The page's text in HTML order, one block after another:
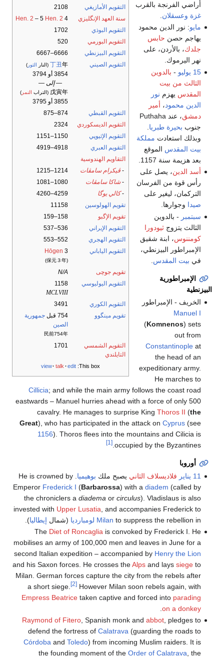
التقويم الأمازيغي
2108
سنة العهد الإنگليزي
4
Hen. 2 – 5 Hen. 2
التقويم البوذي
1702
التقويم البورمي
520
التقويم البيزنطي
6666–6667
التقويم الصيني
丁丑年 (النار الثور )
3854 أو 3794
— إلى —
戊寅年 (التراب النمر )
3855 أو 3795
التقويم القبطي
874–875
التقويم الديسكوردي
2324
التقويم الإثيوپي
1150–1151
التقويم العبري
4918–4919
التقاويم الهندوسية
- ڤيكرام سامڤات
1214–1215
-شاكا سامڤات
1080–1081
-كالي يوگا
4259–4260
تقويم الهولوسين
11158
تقويم الإگبو
158–159
التقويم الإيراني
536–537
التقويم الهجري
552–553
التقويم الياباني
Hōgen 3
(保元３年)
تقويم جوچى
N/A
التقويم اليوليوسي
1158
MCLVIII
التقويم الكوري
3491
تقويم مينگوو
754 قبل
جمهورية
الصين
民前754年
التقويم الشمسي
التايلندي
1701
This box:
view talk edit
أراضي الفرنجة بالقرب
غزة وعسقلان
مايو: نور الدين محمود
يهاجم حصن حابس
جلدك، بالأردن، على
نهر اليرموك.
15 يوليو
- بالدوين
الثالث من بيت
المقدس يهزم نور
الدين محمود، أمير
دمشق
، عند Puthaha
جنوب بحيرة طبريا
وبذلك استعادت مملكة
بيت المقدس الموقع
بعد هزيمة سنة 1157.
أسد الدين، يصل على
رأس قوة من الفرسان
التركمان، ليغير على
صيدا وجوارها.
سبتمبر - بالدوين
الثالث يتزوجثيودورا
كومننوس، ابنة شقيق
الإمبراطور البيزنطي،
في بيت المقدس
الإمبراطورية
البيزنطية
الخريف - الإمبراطور
Manuel I
(Komnenos) sets
out from
Constantinopleat
the head of an
expeditionary army.
He marches to
Cillicia; and while the main army follows the coast road
eastwards – Manuel hurries ahead with a force of only 500
cavalry. He manages to surprise King Thoros II (the
Great), who has participated in the attack on Cyprus(see
1156). Thoros flees into the mountains and Cilicia is
occupied by the Byzantines.
[1]
أوروبا
11 يناير
فلاديسلاف الثاني يصبح ملك بوهيميا . He is crowned by
Emperor Frederick I (Barbarossa) with a diadem (called by
the chroniclers a diadema or circulus). Vladislaus is also
invested with Upper Lusatia , and accompanies Frederick to
Milan to suppress the rebellion in لومبارديا (شمال إيطاليا).
The Diet of Roncaglia is convoked by Frederick I. He
mobilises an army of 100,000 men and leaves in June for a
second Italian expedition – accompanied by Henry the Lion
and his Saxon forces. He crosses theAlpsand lays siegeto
Milan. German forces capture the city from the rebels after
a short siege.
[2]However Milan soon rebels again, with
Empress Beatricetaken captive and forced into parading
on a donkey
Raymond of Fitero, Spanish monk and abbot, pledges to
defend the fortress of Calatrava(guarding the roads to
Córdobaand Toledo) from incoming Muslim raiders. It is
the founding moment of the Order of Calatrava, the